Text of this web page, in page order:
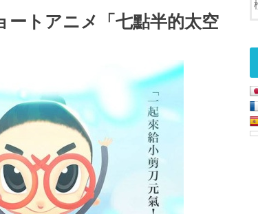
ートアニメ「七點半的太空